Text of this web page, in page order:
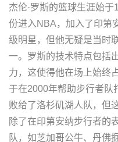
杰伦·罗斯的篮球生涯始
份进入NBA，加入了印第
级明星，但他无疑是当时
一。罗斯的技术特点包括
力，这使得他在场上始终
于在2000年帮助步行者队
败给了洛杉矶湖人队，但
除了在印第安纳步行者的
队，如芝加哥公牛、丹佛